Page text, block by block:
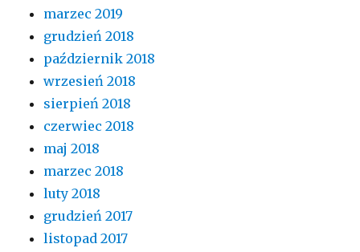
marzec 2019
grudzień 2018
październik 2018
wrzesień 2018
sierpień 2018
czerwiec 2018
maj 2018
marzec 2018
luty 2018
grudzień 2017
listopad 2017